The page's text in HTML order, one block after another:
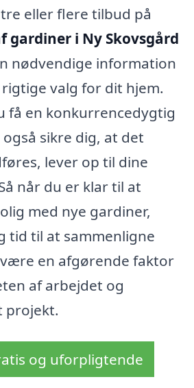
eller flere tilbud på
i Ny Skovsgård
nødvendige information
valg for dit hjem.
få en konkurrencedygtig
sikre dig, at det
lever op til dine
når du er klar til at
med nye gardiner,
tid til at sammenligne
en afgørende faktor
af arbejdet og
projekt.
og uforpligtende